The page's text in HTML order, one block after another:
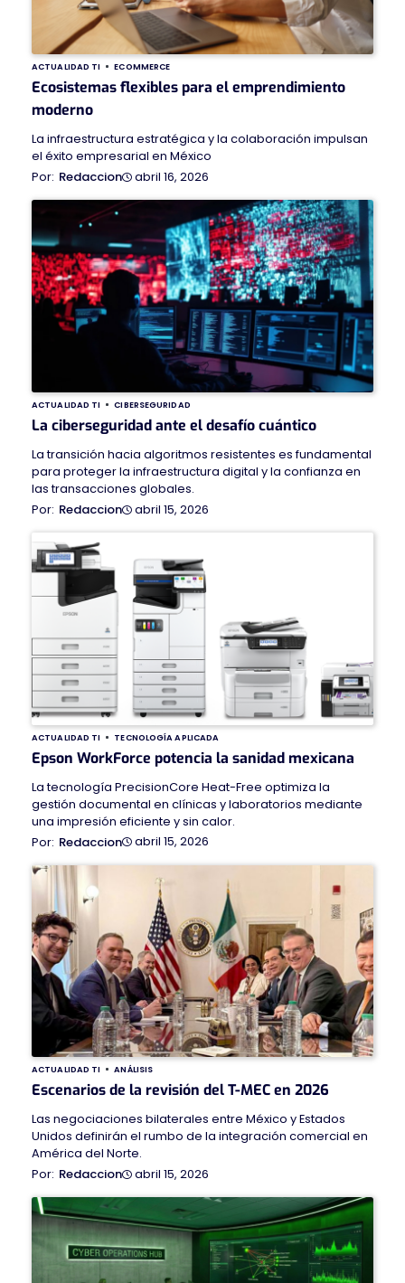
ACTUALIDAD TI ECOMMERCE
Ecosistemas flexibles para el emprendimiento
moderno
La infraestructura estratégica y la colaboración impulsan
el éxito empresarial en México
Redaccion
abril 16, 2026
ACTUALIDAD TI CIBERSEGURIDAD
La ciberseguridad ante el desafío cuántico
La transición hacia algoritmos resistentes es fundamental
para proteger la infraestructura digital y la confianza en
las transacciones globales.
Redaccion
abril 15, 2026
ACTUALIDAD TI TECNOLOGÍA APLICADA
Epson WorkForce potencia la sanidad mexicana
La tecnología PrecisionCore Heat-Free optimiza la
gestión documental en clínicas y laboratorios mediante
una impresión eficiente y sin calor.
Redaccion
abril 15, 2026
ACTUALIDAD TI ANÁLISIS
Escenarios de la revisión del T-MEC en 2026
Las negociaciones bilaterales entre México y Estados
Unidos definirán el rumbo de la integración comercial en
América del Norte.
Redaccion
abril 15, 2026